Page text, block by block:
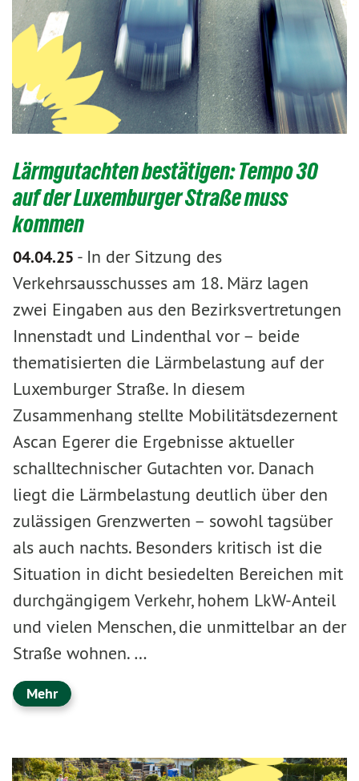
Lärmgutachten bestätigen: Tempo 30
auf der Luxemburger Straße muss
kommen
04.04.25 - In der Sitzung des
Verkehrsausschusses am 18. März lagen
zwei Eingaben aus den Bezirksvertretungen
Innenstadt und Lindenthal vor – beide
thematisierten die Lärmbelastung auf der
Luxemburger Straße. In diesem
Zusammenhang stellte Mobilitätsdezernent
Ascan Egerer die Ergebnisse aktueller
schalltechnischer Gutachten vor. Danach
liegt die Lärmbelastung deutlich über den
zulässigen Grenzwerten – sowohl tagsüber
als auch nachts. Besonders kritisch ist die
Situation in dicht besiedelten Bereichen mit
durchgängigem Verkehr, hohem LkW-Anteil
und vielen Menschen, die unmittelbar an der
Straße wohnen. …
Mehr